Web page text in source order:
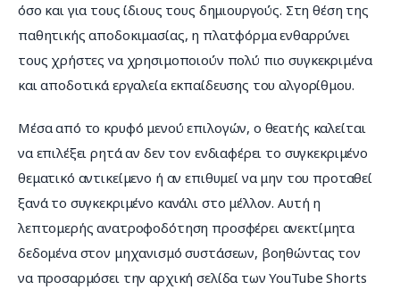
όσο και για τους ίδιους τους δημιουργούς. Στη θέση της
παθητικής αποδοκιμασίας, η πλατφόρμα ενθαρρύνει
τους χρήστες να χρησιμοποιούν πολύ πιο συγκεκριμένα
και αποδοτικά εργαλεία εκπαίδευσης του αλγορίθμου.
Μέσα από το κρυφό μενού επιλογών, ο θεατής καλείται
να επιλέξει ρητά αν δεν τον ενδιαφέρει το συγκεκριμένο
θεματικό αντικείμενο ή αν επιθυμεί να μην του προταθεί
ξανά το συγκεκριμένο κανάλι στο μέλλον. Αυτή η
λεπτομερής ανατροφοδότηση προσφέρει ανεκτίμητα
δεδομένα στον μηχανισμό συστάσεων, βοηθώντας τον
να προσαρμόσει την αρχική σελίδα των YouTube Shorts